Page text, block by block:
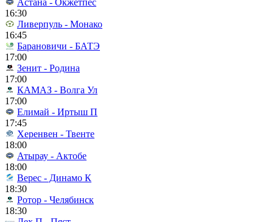
Астана - Окжетпес
16:30
Ливерпуль - Монако
16:45
Барановичи - БАТЭ
17:00
Зенит - Родина
17:00
КАМАЗ - Волга Ул
17:00
Елимай - Иртыш П
17:45
Херенвен - Твенте
18:00
Атырау - Актобе
18:00
Верес - Динамо К
18:30
Ротор - Челябинск
18:30